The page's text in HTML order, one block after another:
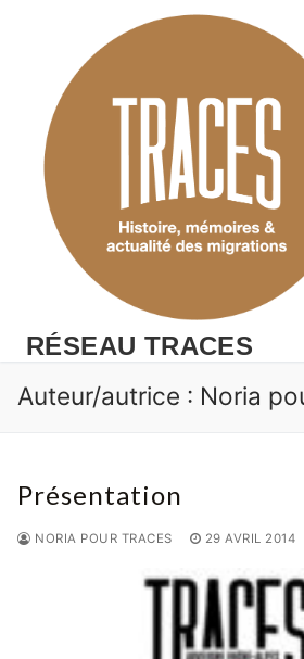
RÉSEAU TRACES
Auteur/autrice : Noria
Présentation
NORIA POUR TRACES 29 AVRIL 2014